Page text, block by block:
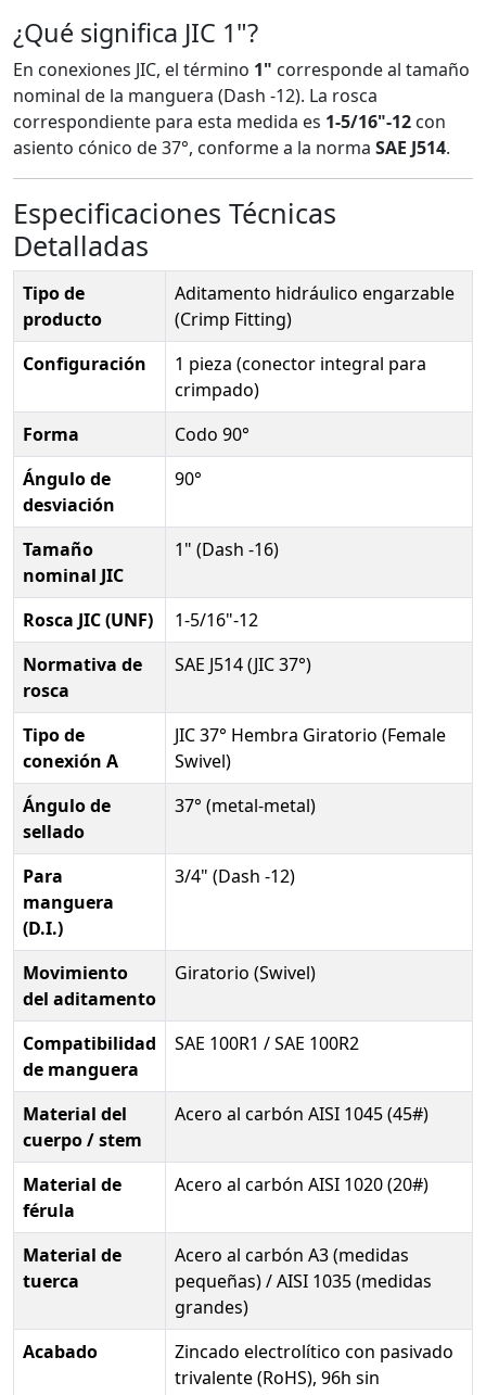
¿Qué significa JIC 1"?
En conexiones JIC, el término 1" corresponde al tamaño
nominal de la manguera (Dash -12). La rosca
correspondiente para esta medida es 1-5/16"-12 con
asiento cónico de 37°, conforme a la norma SAE J514.
Especificaciones Técnicas
Detalladas
Tipo de
producto
Aditamento hidráulico engarzable
(Crimp Fitting)
Configuración
1 pieza (conector integral para
crimpado)
Forma
Codo 90°
Ángulo de
desviación
90°
Tamaño
nominal JIC
1" (Dash -16)
Rosca JIC (UNF)
1-5/16"-12
Normativa de
rosca
SAE J514 (JIC 37°)
Tipo de
conexión A
JIC 37° Hembra Giratorio (Female
Swivel)
Ángulo de
sellado
37° (metal-metal)
Para
manguera
(D.I.)
3/4" (Dash -12)
Movimiento
del aditamento
Giratorio (Swivel)
Compatibilidad
de manguera
SAE 100R1 / SAE 100R2
Material del
cuerpo / stem
Acero al carbón AISI 1045 (45#)
Material de
férula
Acero al carbón AISI 1020 (20#)
Material de
tuerca
Acero al carbón A3 (medidas
pequeñas) / AISI 1035 (medidas
grandes)
Acabado
Zincado electrolítico con pasivado
trivalente (RoHS), 96h sin